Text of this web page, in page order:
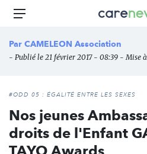
Aller
principal
Carenews,
média
des
Menu
Par CAMELEON Association
- Publié le 21 février 2017 - 08:39 - Mise
#ODD 05 : ÉGALITÉ ENTRE LES SEXES
Nos jeunes
droits de l'Enfant